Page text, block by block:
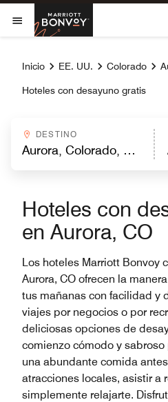
Skip to Content
Abrir el menú
Marriott
Inicio EE. UU. Colorado
Hoteles con desayuno gratis
DESTINO
Hoteles con
en Aurora, CO
Los hoteles Marriott Bonvoy
Aurora, CO ofrecen la
tus mañanas con facilidad y
viajes por negocios o por
deliciosas opciones de
comienzo cómodo y
una abundante comida
atracciones locales, asistir a
simplemente relajarte.